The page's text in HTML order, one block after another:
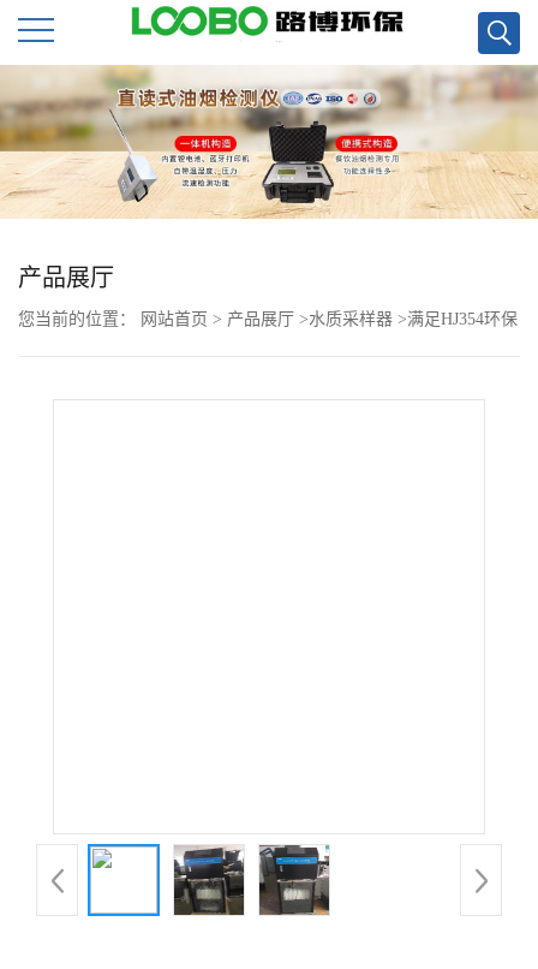
公
司
首
页
公
品
产品展厅
您当前的位置： 网站首页 > 产品展厅 >水质采样器 >满足HJ354环保